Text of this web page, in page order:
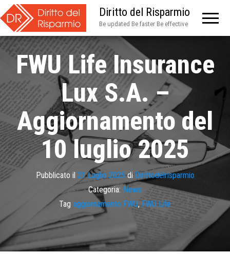
Diritto del Risparmio
Be updated Be faster Be effective
FWU Life Insurance
Lux S.A. –
Aggiornamento del
10 luglio 2025
Pubblicato il 21 Luglio 2025diDirittodelrisparmio
Categoria: News
Tag aggiornamento FWU,FWU Life